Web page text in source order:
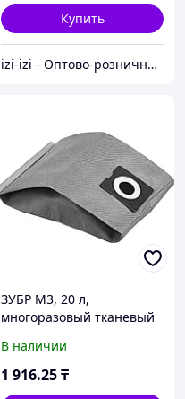
Купить
izi-izi - Оптово-розничный Склад - товары на заказ до двери! Cамые уникальные и полезные товары.
ЗУБР М3, 20 л,
многоразовый тканевый
В наличии
1 916.25₸